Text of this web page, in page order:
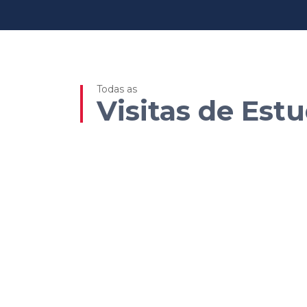
Todas as
Visitas de